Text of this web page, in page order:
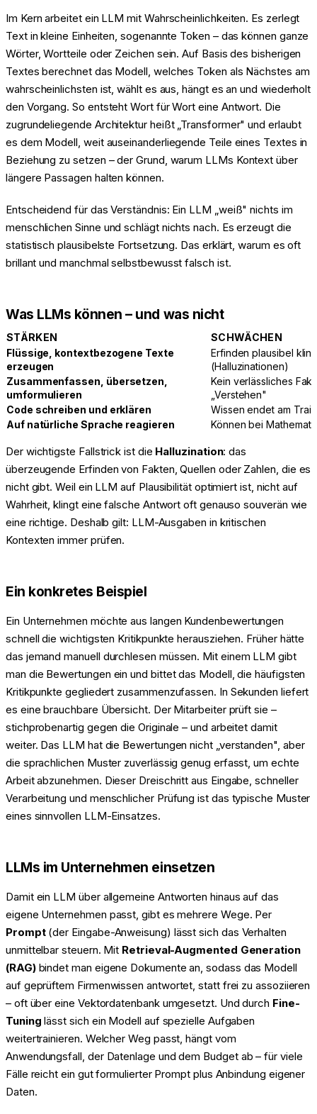
Im Kern arbeitet ein LLM mit Wahrscheinlichkeiten. Es zerlegt
Text in kleine Einheiten, sogenannte Token – das können ganze
Wörter, Wortteile oder Zeichen sein. Auf Basis des bisherigen
Textes berechnet das Modell, welches Token als Nächstes am
wahrscheinlichsten ist, wählt es aus, hängt es an und wiederholt
den Vorgang. So entsteht Wort für Wort eine Antwort. Die
zugrundeliegende Architektur heißt „Transformer" und erlaubt
es dem Modell, weit auseinanderliegende Teile eines Textes in
Beziehung zu setzen – der Grund, warum LLMs Kontext über
längere Passagen halten können.
Entscheidend für das Verständnis: Ein LLM „weiß" nichts im
menschlichen Sinne und schlägt nichts nach. Es erzeugt die
statistisch plausibelste Fortsetzung. Das erklärt, warum es oft
brillant und manchmal selbstbewusst falsch ist.
Was LLMs können – und was nicht
STÄRKEN
SCHWÄCHEN
Flüssige, kontextbezogene Texte
erzeugen
Erfinden plausibel
(Halluzinationen)
Zusammenfassen, übersetzen,
umformulieren
Kein verlässliches
„Verstehen"
Code schreiben und erklären
Wissen endet am
Auf natürliche Sprache reagieren
Können bei
Der wichtigste Fallstrick ist die Halluzination: das
überzeugende Erfinden von Fakten, Quellen oder Zahlen, die es
nicht gibt. Weil ein LLM auf Plausibilität optimiert ist, nicht auf
Wahrheit, klingt eine falsche Antwort oft genauso souverän wie
eine richtige. Deshalb gilt: LLM-Ausgaben in kritischen
Kontexten immer prüfen.
Ein konkretes Beispiel
Ein Unternehmen möchte aus langen Kundenbewertungen
schnell die wichtigsten Kritikpunkte herausziehen. Früher hätte
das jemand manuell durchlesen müssen. Mit einem LLM gibt
man die Bewertungen ein und bittet das Modell, die häufigsten
Kritikpunkte gegliedert zusammenzufassen. In Sekunden liefert
es eine brauchbare Übersicht. Der Mitarbeiter prüft sie –
stichprobenartig gegen die Originale – und arbeitet damit
weiter. Das LLM hat die Bewertungen nicht „verstanden", aber
die sprachlichen Muster zuverlässig genug erfasst, um echte
Arbeit abzunehmen. Dieser Dreischritt aus Eingabe, schneller
Verarbeitung und menschlicher Prüfung ist das typische Muster
eines sinnvollen LLM-Einsatzes.
LLMs im Unternehmen einsetzen
Damit ein LLM über allgemeine Antworten hinaus auf das
eigene Unternehmen passt, gibt es mehrere Wege. Per
Prompt(der Eingabe-Anweisung) lässt sich das Verhalten
unmittelbar steuern. Mit Retrieval-Augmented Generation
(RAG)bindet man eigene Dokumente an, sodass das Modell
auf geprüftem Firmenwissen antwortet, statt frei zu assoziieren
– oft über eine Vektordatenbank umgesetzt. Und durch Fine-
Tuning lässt sich ein Modell auf spezielle Aufgaben
weitertrainieren. Welcher Weg passt, hängt vom
Anwendungsfall, der Datenlage und dem Budget ab – für viele
Fälle reicht ein gut formulierter Prompt plus Anbindung eigener
Daten.